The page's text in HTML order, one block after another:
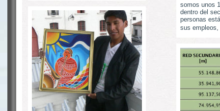
somos unos
dentro del
personas
sus